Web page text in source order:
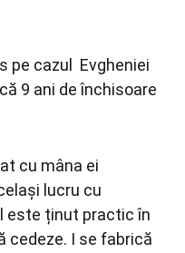
pe cazul Evgheniei
9 ani de închisoare
cu mâna ei
lucru cu
este ținut practic în
cedeze. I se fabrică